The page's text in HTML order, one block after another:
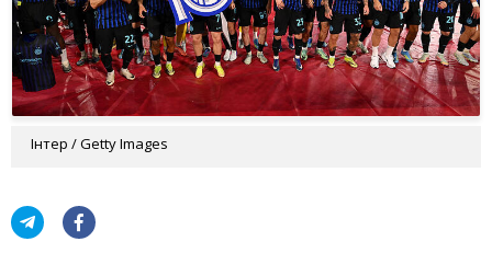
Інтер / Getty Images